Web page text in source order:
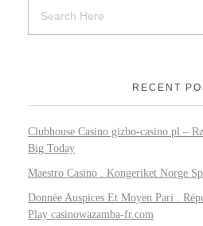
RECENT
Clubhouse Casino gizbo-casino.pl –
Big Today
Maestro Casino . Kongeriket Norge
Donnée Auspices Et Moyen Pari .
Play casinowazamba-fr.com